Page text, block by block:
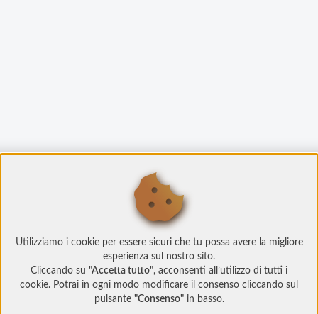
Utilizziamo i cookie per essere sicuri che tu possa avere la migliore
esperienza sul nostro sito.
Cliccando su "Accetta tutto", acconsenti all’utilizzo di tutti i
cookie. Potrai in ogni modo modificare il consenso cliccando sul
pulsante "Consenso"in basso.